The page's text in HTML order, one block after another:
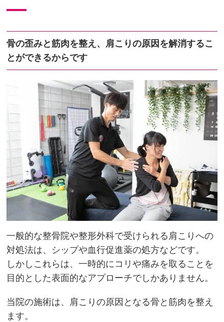
骨の歪みと筋肉を整え、肩こりの原因を解消するこ
とができるからです
一般的な整骨院や整形外科で受けられる肩こりへの
対処法は、シップや血行促進薬の処方などです。
しかしこれらは、一時的にコリや痛みを取ることを
目的とした表面的なアプローチでしかありません。
当院の施術は、肩こりの原因となる骨と筋肉を整え
ます。